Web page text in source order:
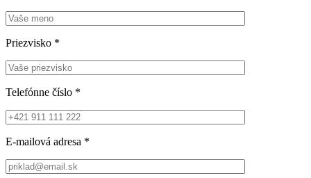
Priezvisko *
Telefónne číslo *
E-mailová adresa *